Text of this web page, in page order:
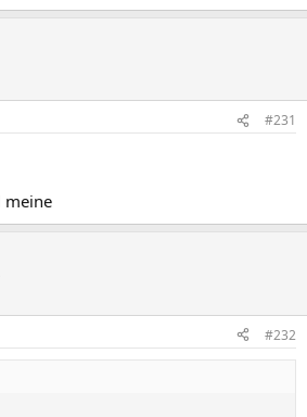
#231
meine
#232